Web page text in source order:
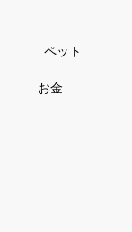
ペット
お金